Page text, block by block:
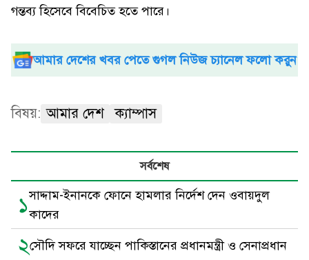
গন্তব্য হিসেবে বিবেচিত হতে পারে।
আমার দেশের খবর পেতে গুগল নিউজ চ্যানেল ফলো করুন
বিষয়: আমার দেশ ক্যাম্পাস
সর্বশেষ
১সাদ্দাম-ইনানকে ফোনে হামলার নির্দেশ দেন ওবায়দুল
কাদের
২সৌদি সফরে যাচ্ছেন পাকিস্তানের প্রধানমন্ত্রী ও সেনাপ্রধান